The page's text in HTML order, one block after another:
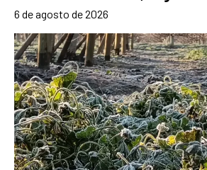
6 de agosto de 2026